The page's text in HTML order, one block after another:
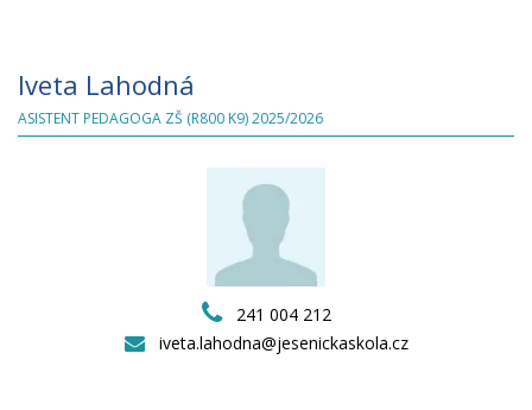
Iveta Lahodná
ASISTENT PEDAGOGA ZŠ (R800 K9) 2025/2026
241 004 212
iveta.lahodna@jesenickaskola.cz